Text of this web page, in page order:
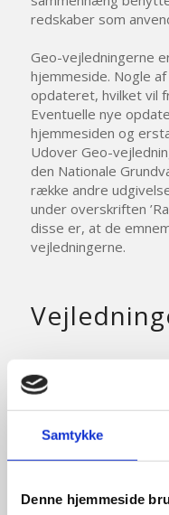
Samtykke
Denne hjemmeside
redskaber som
Geo-vejledningerne
hjemmeside. Nogle
opdateret, hvilket vil
Eventuelle nye
hjemmesiden og
Udover Geo-
den Nationale
række andre
under overskriften
disse er, at de
vejledningerne.
Jordprøver